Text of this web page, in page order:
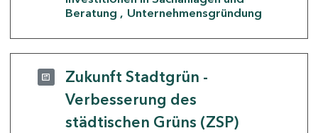
Beratung
Unternehmensgründung
Zukunft Stadtgrün -
Verbesserung des
städtischen Grüns (ZSP)